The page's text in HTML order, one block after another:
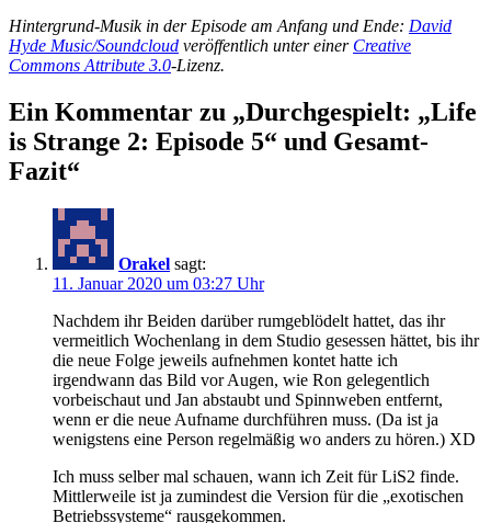
Hintergrund-Musik in der Episode am Anfang und Ende: David
Hyde Music/Soundcloud veröffentlich unter einer Creative
Commons Attribute 3.0-Lizenz.
Ein Kommentar zu „Durchgespielt: „Life
is Strange 2: Episode 5“ und Gesamt-
Fazit“
Orakel sagt:
11. Januar 2020 um 03:27 Uhr
Nachdem ihr Beiden darüber rumgeblödelt hattet, das ihr
vermeitlich Wochenlang in dem Studio gesessen hättet, bis ihr
die neue Folge jeweils aufnehmen kontet hatte ich
irgendwann das Bild vor Augen, wie Ron gelegentlich
vorbeischaut und Jan abstaubt und Spinnweben entfernt,
wenn er die neue Aufname durchführen muss. (Da ist ja
wenigstens eine Person regelmäßig wo anders zu hören.) XD
Ich muss selber mal schauen, wann ich Zeit für LiS2 finde.
Mittlerweile ist ja zumindest die Version für die „exotischen
Betriebssysteme“ rausgekommen.